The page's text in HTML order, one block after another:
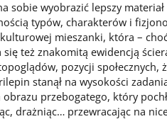
sobie wyobrazić lepszy
typów, charakterów i
mieszanki, która –
się też znakomitą ewidencją
pozycji
stanął na wysokości
przebogatego, który
drażniąc… przewracając na